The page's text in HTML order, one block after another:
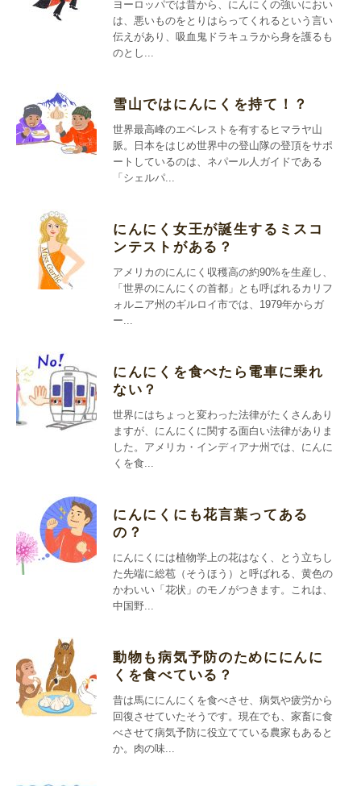
ヨーロッパでは昔から、にんにくの強いにおい
は、悪いものをとりはらってくれるという言い
伝えがあり、吸血鬼ドラキュラから身を護るも
のとし...
雪山ではにんにくを持て！？
世界最高峰のエベレストを有するヒマラヤ山
脈。日本をはじめ世界中の登山隊の登頂をサポ
ートしているのは、ネパール人ガイドである
「シェルパ...
にんにく女王が誕生するミスコ
ンテストがある？
アメリカのにんにく収穫高の約90%を生産し、
「世界のにんにくの首都」とも呼ばれるカリフ
ォルニア州のギルロイ市では、1979年からガ
ー...
にんにくを食べたら電車に乗れ
ない？
世界にはちょっと変わった法律がたくさんあり
ますが、にんにくに関する面白い法律がありま
した。アメリカ・インディアナ州では、にんに
くを食...
にんにくにも花言葉ってある
の？
にんにくには植物学上の花はなく、とう立ちし
た先端に総苞（そうほう）と呼ばれる、黄色の
かわいい「花状」のモノがつきます。これは、
中国野...
動物も病気予防のためににんに
くを食べている？
昔は馬ににんにくを食べさせ、病気や疲労から
回復させていたそうです。現在でも、家畜に食
べさせて病気予防に役立てている農家もあると
か。肉の味...